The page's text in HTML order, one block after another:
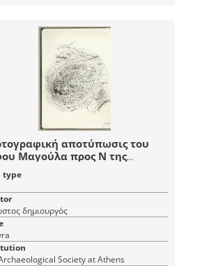
αποτύπωσις του
Μαγούλα προς Ν της
(Σελίτσης).
type
δημιουργός
Society at Athens